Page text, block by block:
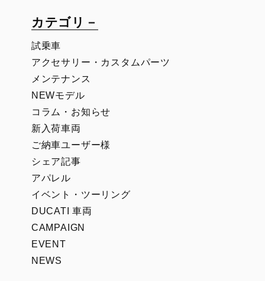
カテゴリ－
試乗車
アクセサリー・カスタムパーツ
メンテナンス
NEWモデル
コラム・お知らせ
新入荷車両
ご納車ユーザー様
シェア記事
アパレル
イベント・ツーリング
DUCATI 車両
CAMPAIGN
EVENT
NEWS